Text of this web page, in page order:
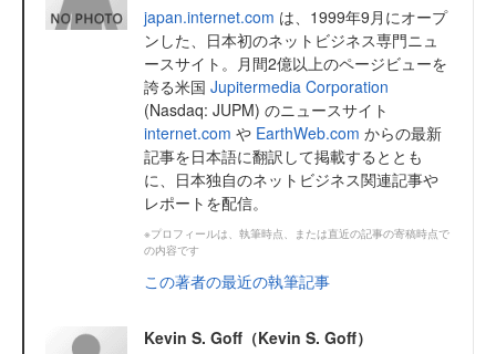
japan.internet.com は、1999年9月にオープ
ンした、日本初のネットビジネス専門ニュ
ースサイト。月間2億以上のページビューを
誇る米国 Jupitermedia Corporation
(Nasdaq: JUPM) のニュースサイト
internet.com や EarthWeb.com からの最新
記事を日本語に翻訳して掲載するととも
に、日本独自のネットビジネス関連記事や
レポートを配信。
※プロフィールは、執筆時点、または直近の記事の寄稿時点で
の内容です
この著者の最近の執筆記事
Kevin S. Goff（Kevin S. Goff）